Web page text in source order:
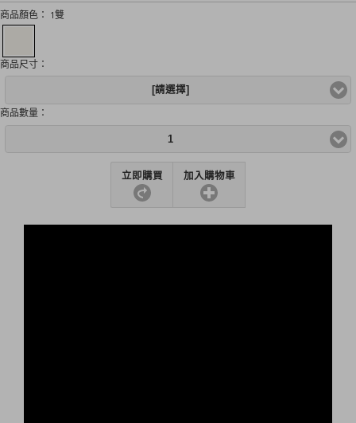
商品顏色： 1雙
商品尺寸：
[請選擇]
商品數量：
1
立即購買 加入購物車